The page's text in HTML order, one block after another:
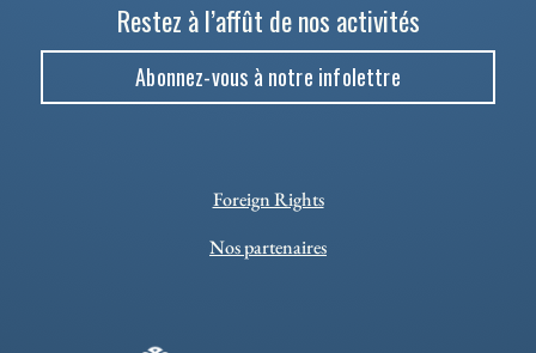
Restez à l’affût de nos activités
Abonnez-vous à notre infolettre
Foreign Rights
Nos partenaires